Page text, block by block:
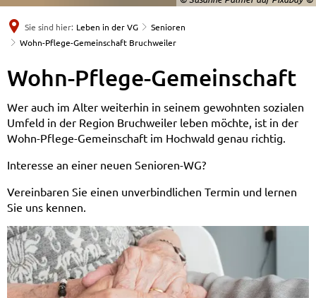
Sie sind hier: Leben in der VG
Senioren
Wohn-Pflege-Gemeinschaft Bruchweiler
Wohn-
Pflege-
Gemeinschaft
Bruchweiler
Wohn-Pflege-Gemeinschaft
Wer auch im Alter weiterhin in seinem gewohnten sozialen
Umfeld in der Region Bruchweiler leben möchte, ist in der
Wohn-Pflege-Gemeinschaft im Hochwald genau richtig.
Interesse an einer neuen Senioren-WG?
Vereinbaren Sie einen unverbindlichen Termin und lernen
Sie uns kennen.